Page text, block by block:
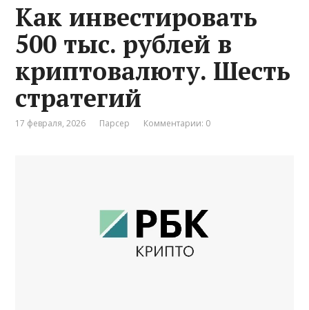
Как инвестировать
500 тыс. рублей в
криптовалюту. Шесть
стратегий
17 февраля, 2026 Парсер Комментарии: 0